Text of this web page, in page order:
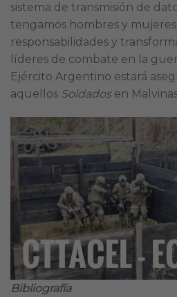
sistema de transmisión de
tengamos hombres y
responsabilidades y
líderes de combate en la
Ejército Argentino estará
aquellos Soldadosen
Bibliografía